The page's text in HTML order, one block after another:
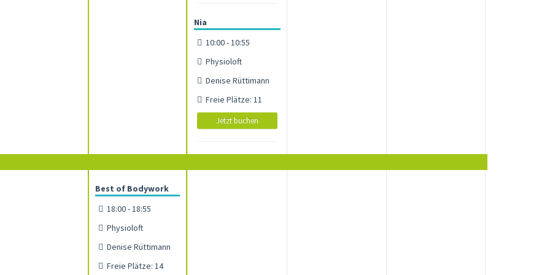
Nia
10:00 - 10:55
Physioloft
Denise Rüttimann
Freie Plätze: 11
Jetzt buchen
Best of Bodywork
18:00 - 18:55
Physioloft
Denise Rüttimann
Freie Plätze: 14